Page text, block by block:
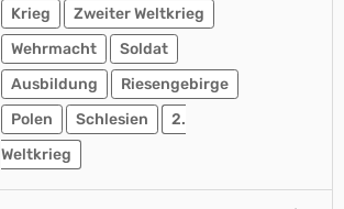
Krieg
Zweiter Weltkrieg
Wehrmacht
Soldat
Ausbildung
Riesengebirge
Polen
Schlesien
2.
Weltkrieg